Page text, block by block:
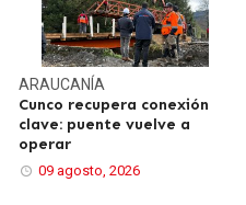
ARAUCANÍA
Cunco recupera conexión
clave: puente vuelve a
operar
09 agosto, 2026